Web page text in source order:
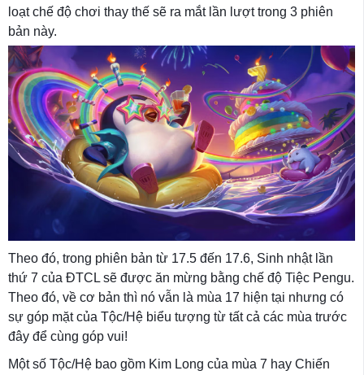
loạt chế độ chơi thay thế sẽ ra mắt lần lượt trong 3 phiên
bản này.
Theo đó, trong phiên bản từ 17.5 đến 17.6, Sinh nhật lần
thứ 7 của ĐTCL sẽ được ăn mừng bằng chế độ Tiệc Pengu.
Theo đó, về cơ bản thì nó vẫn là mùa 17 hiện tại nhưng có
sự góp mặt của Tộc/Hệ biểu tượng từ tất cả các mùa trước
đây để cùng góp vui!
Một số Tộc/Hệ bao gồm Kim Long của mùa 7 hay Chiến